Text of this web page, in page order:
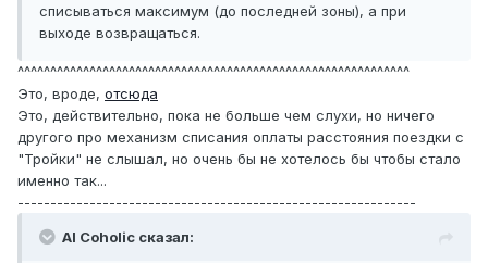
списываться максимум (до последней зоны), а при
выходе возвращаться.
^^^^^^^^^^^^^^^^^^^^^^^^^^^^^^^^^^^^^^^^^^^^^^^^^^^^^^^^^^^^
Это, вроде, отсюда
Это, действительно, пока не больше чем слухи, но ничего
другого про механизм списания оплаты расстояния поездки с
"Тройки" не слышал, но очень бы не хотелось бы чтобы стало
именно так...
-------------------------------------------------------------
Al Coholic сказал: